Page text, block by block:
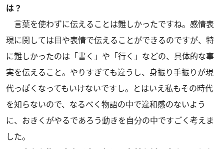
は？
言葉を使わずに伝えることは難しかったですね。感情表
現に関しては目や表情で伝えることができるのですが、特
に難しかったのは「書く」や「行く」などの、具体的な事
実を伝えること。やりすぎても違うし、身振り手振りが現
代っぽくなってもいけないですし。とはいえ私もその時代
を知らないので、なるべく物語の中で違和感のないよう
に、おきくがやるであろう動きを自分の中ですごく考えま
した。